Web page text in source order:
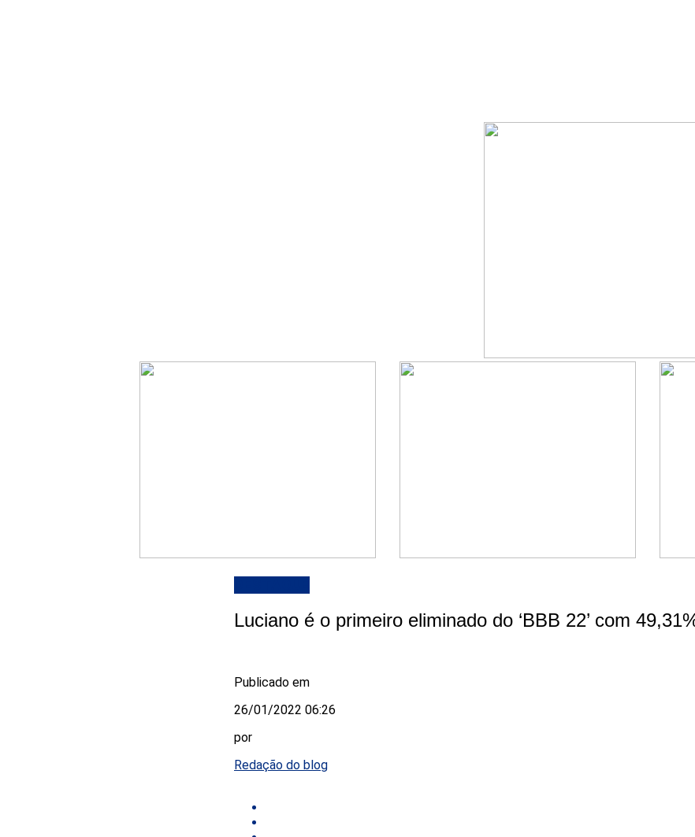
Luciano é o primeiro eliminado do ‘BBB 22’ com
Publicado em
26/01/2022 06:26
por
Redação do blog